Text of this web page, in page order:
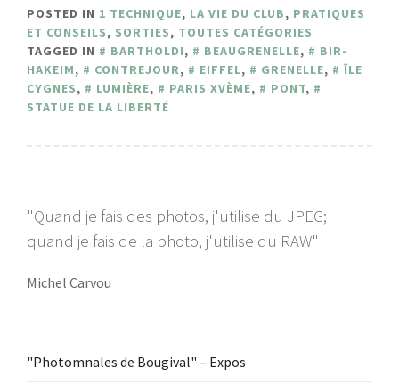
POSTED IN 1 TECHNIQUE, LA VIE DU CLUB, PRATIQUES
ET CONSEILS, SORTIES, TOUTES CATÉGORIES
TAGGED IN
BARTHOLDI, BEAUGRENELLE,
BIR-
HAKEIM, CONTREJOUR, EIFFEL, GRENELLE,
ÎLE
CYGNES, LUMIÈRE, PARIS XVÈME, PONT,
STATUE DE LA LIBERTÉ
"Quand je fais des photos, j'utilise du JPEG;
quand je fais de la photo, j'utilise du RAW"
Michel Carvou
"Photomnales de Bougival" – Expos